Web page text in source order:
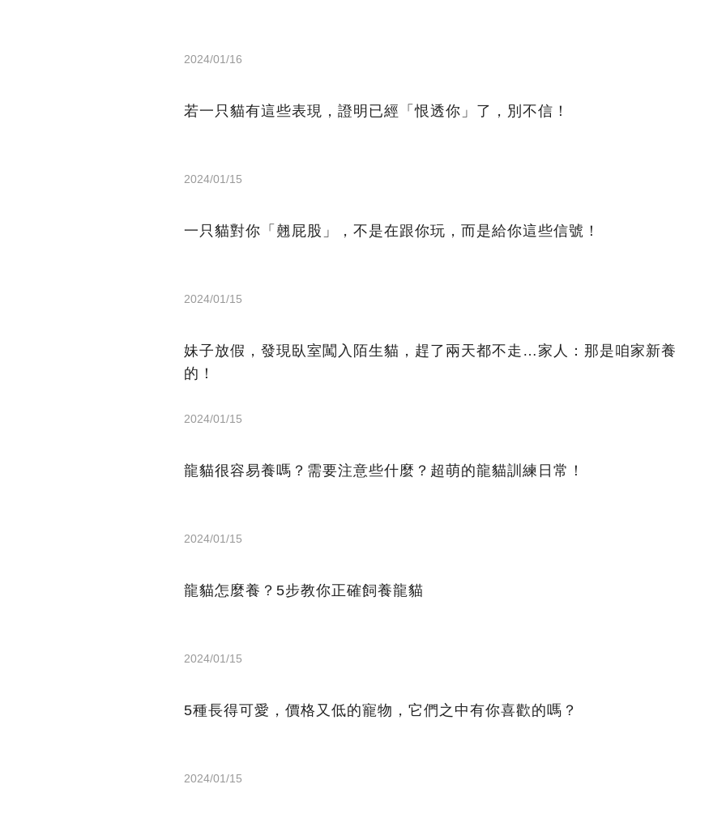
2024/01/16
若一只貓有這些表現，證明已經「恨透你」了，別不信！
2024/01/15
一只貓對你「翹屁股」，不是在跟你玩，而是給你這些信號！
2024/01/15
妹子放假，發現臥室闖入陌生貓，趕了兩天都不走…家人：那是咱家新養
的！
2024/01/15
龍貓很容易養嗎？需要注意些什麼？超萌的龍貓訓練日常！
2024/01/15
龍貓怎麼養？5步教你正確飼養龍貓
2024/01/15
5種長得可愛，價格又低的寵物，它們之中有你喜歡的嗎？
2024/01/15